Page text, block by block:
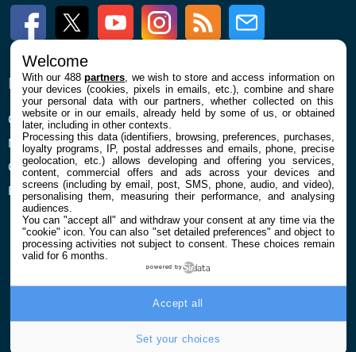
FacebookTwitter Youtube InstagramRSS Newsletter
ENTREPRISE
Qui sommes nous
Mentions légales et CGU
Confidentialité et Cookies
Préférences cookies
À PROPOS
La rédaction
Contact
Welcome
With our 488partners , we wish to store and access information on
your devices (cookies, pixels in emails, etc.), combine and share
your personal data with our partners, whether collected on this
website or in our emails, already held by some of us, or obtained
later, including in other contexts.
Processing this data (identifiers, browsing, preferences, purchases,
loyalty programs, IP, postal addresses and emails, phone, precise
geolocation, etc.) allows developing and offering you services,
content, commercial offers and ads across your devices and
screens (including by email, post, SMS, phone, audio, and video),
personalising them, measuring their performance, and analysing
audiences.
You can "accept all" and withdraw your consent at any time via the
"cookie" icon. You can also "set detailed preferences" and object to
processing activities not subject to consent. These choices remain
valid for 6 months.
powered by
Set your choices
Accept all